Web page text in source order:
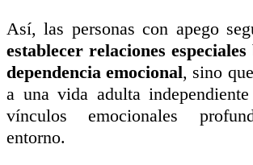
Así, las personas con apego
establecer relaciones especiales
dependencia emocional, sino
a una vida adulta independiente
vínculos emocionales
entorno.